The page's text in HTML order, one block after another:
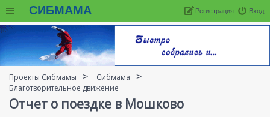
СИБМАМА Вход
Регистрация
Проекты Сибмамы
Сибмама
Благотворительное движение
Отчет о поездке в Мошково